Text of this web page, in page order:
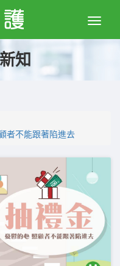
Toggle
知
者不能跟著陷進去